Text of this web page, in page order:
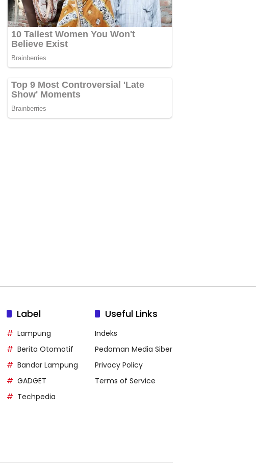
Label
Lampung
Berita Otomotif
Bandar Lampung
GADGET
Techpedia
Useful Links
Indeks
Pedoman Media Siber
Privacy Policy
Terms of Service